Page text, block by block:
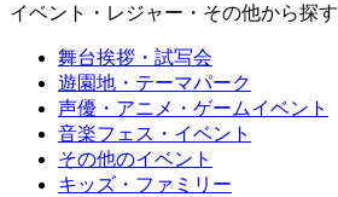
イベント・レジャー・その他から探す
舞台挨拶・試写会
遊園地・テーマパーク
声優・アニメ・ゲームイベント
音楽フェス・イベント
その他のイベント
キッズ・ファミリー